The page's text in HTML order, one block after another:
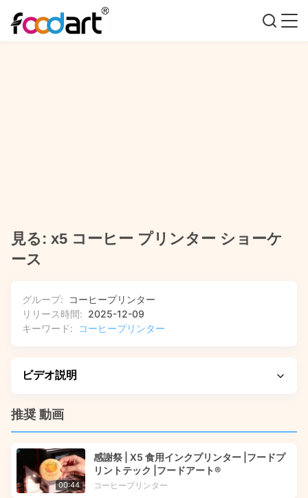
見る: x5 コーヒー プリンター ショーケ
ース
グループ:
コーヒープリンター
リリース時間: 2025-12-09
キーワード:
コーヒープリンター
ビデオ説明
このソリューションがどのように一般的なワークフローを合
ーケースを見て、カフェラテのようなコーヒーの泡に一貫し
た高解像度の印刷をどのように実現するかを示しています。
コードをスキャンして写真をアップロードし、膨大なクリエ
推奨 動画
00:44
感謝祭 | X5 食用インクプリンター |フードプ
リントテック |フードアート®
コーヒープリンター